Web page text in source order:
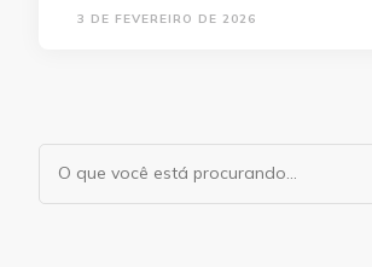
3 DE FEVEREIRO DE 2026
Procurando
algo?